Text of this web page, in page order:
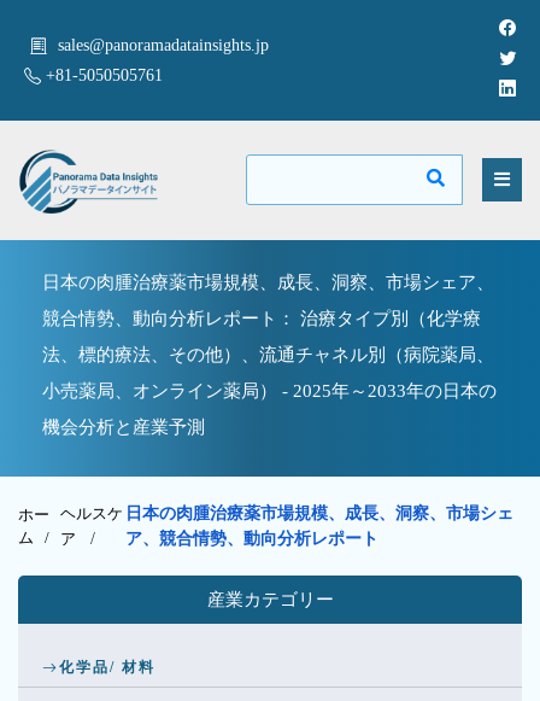
sales@panoramadatainsights.jp
+81-5050505761
日本の肉腫治療薬市場規模、成長、洞察、市場シェア、
競合情勢、動向分析レポート： 治療タイプ別（化学療
法、標的療法、その他）、流通チャネル別（病院薬局、
小売薬局、オンライン薬局） - 2025年～2033年の日本の
機会分析と産業予測
ホー
ム /
ヘルスケ
ア /
日本の肉腫治療薬市場規模、成長、洞察、市場シェ
ア、競合情勢、動向分析レポート
産業カテゴリー
化学品/ 材料